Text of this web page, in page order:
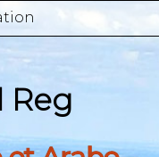
Reg